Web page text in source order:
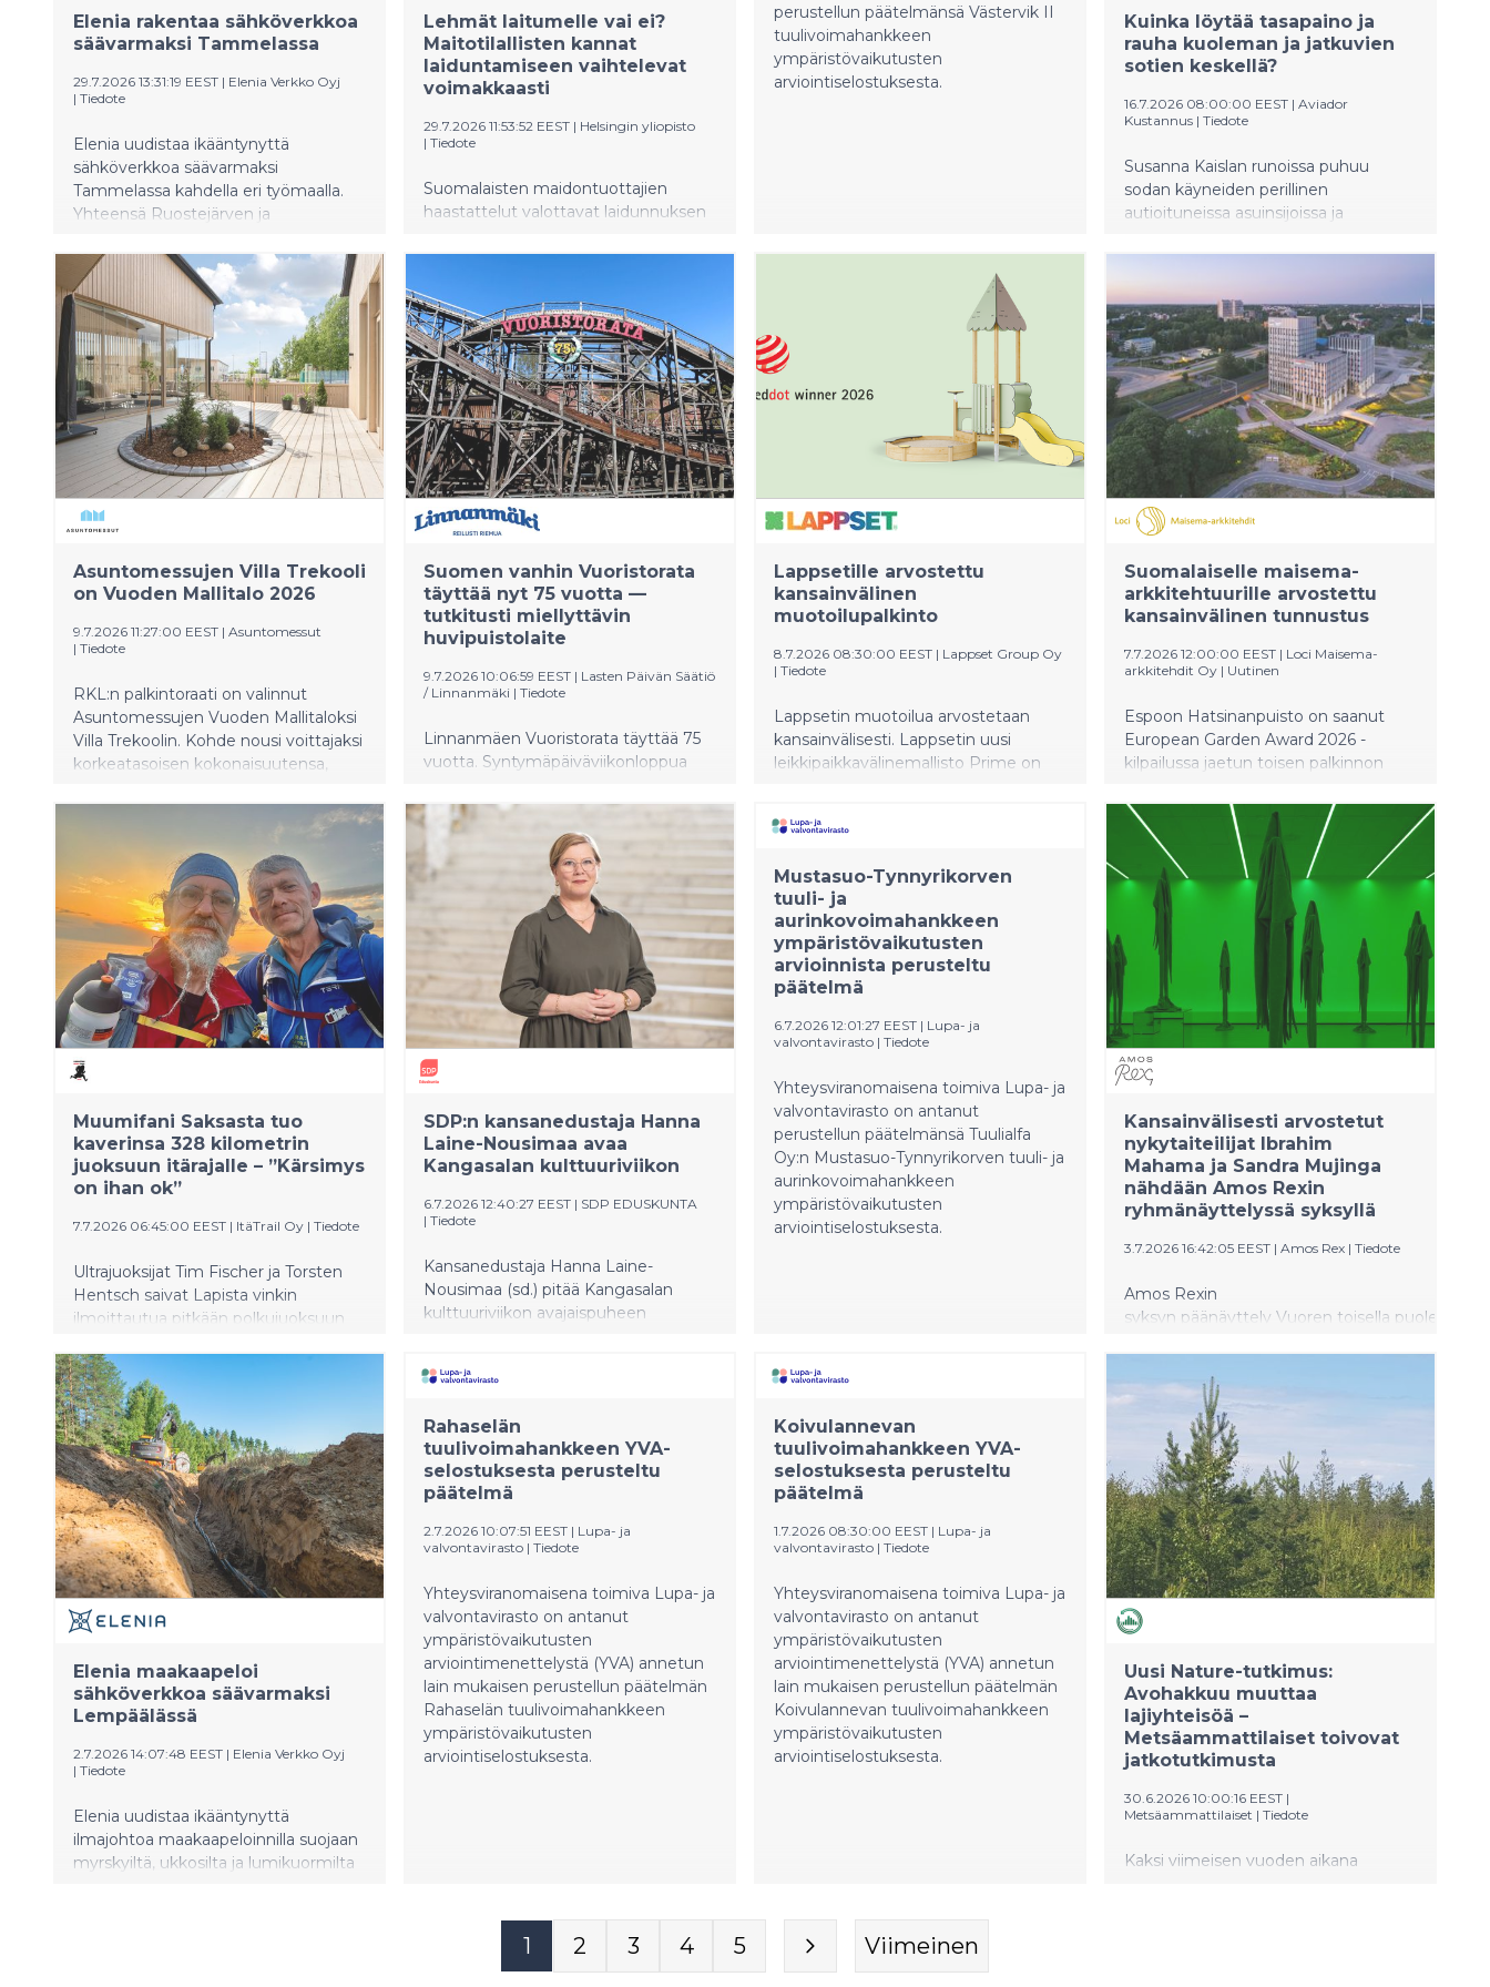
ytimessä ovat hänen lapsuutensa ja evakkomatkansa muistot.
Elenia rakentaa sähköverkkoa
säävarmaksi Tammelassa
29.7.2026 13:31:19 EEST | Elenia Verkko Oyj
| Tiedote
Elenia uudistaa ikääntynyttä
sähköverkkoa säävarmaksi
Tammelassa kahdella eri työmaalla.
Yhteensä Ruostejärven ja
Portaan välillä maakaapelireittiä
kaivetaan noin 47 kilometriä.
Maakaapeloitu sähköverkko on
suojassa myrskyiltä, ukkosilta ja
lumikuormilta. Hanke parantaa
sähkönjakelun toimitusvarmuutta
yhteensä yli 900 asiakkaalle.
Urakoitsijana työmailla toimii Veljekset
Hemming Oy.
Lehmät laitumelle vai ei?
Maitotilallisten kannat
laiduntamiseen vaihtelevat
voimakkaasti
29.7.2026 11:53:52 EEST | Helsingin yliopisto
| Tiedote
Suomalaisten maidontuottajien
haastattelut valottavat laidunnuksen
maidontuotannossa ja sen merkitystä
perustellun päätelmänsä Västervik II
tuulivoimahankkeen
ympäristövaikutusten
arviointiselostuksesta.
Kuinka löytää tasapaino ja
rauha kuoleman ja jatkuvien
sotien keskellä?
16.7.2026 08:00:00 EEST | Aviador
Kustannus | Tiedote
Susanna Kaislan runoissa puhuu
sodan käyneiden perillinen
autioituneissa asuinsijoissa ja
maisemassa.
Asuntomessujen Villa Trekooli
on Vuoden Mallitalo 2026
9.7.2026 11:27:00 EEST | Asuntomessut
| Tiedote
RKL:n palkintoraati on valinnut
Asuntomessujen Vuoden Mallitaloksi
Villa Trekoolin. Kohde nousi voittajaksi
korkeatasoisen kokonaisuutensa,
viimeistellyn toteutuksensa ansiosta.
Suomen vanhin Vuoristorata
täyttää nyt 75 vuotta —
tutkitusti miellyttävin
huvipuistolaite
9.7.2026 10:06:59 EEST | Lasten Päivän Säätiö
/ Linnanmäki | Tiedote
Linnanmäen Vuoristorata täyttää 75
vuotta. Syntymäpäiväviikonloppua
monipuolisen ohjelman merkeissä.
Turun PET-keskuksen tuoreen
tutkimuksen mukaan klassikko
koetaan huvipuiston
miellyttävimpänä laitteena.
Lappsetille arvostettu
kansainvälinen
muotoilupalkinto
8.7.2026 08:30:00 EEST | Lappset Group Oy
| Tiedote
Lappsetin muotoilua arvostetaan
kansainvälisesti. Lappsetin uusi
leikkipaikkavälinemallisto Prime on
muotoilupalkinnolla. Mallisto sai
vastuullisuuden sarjoissa.
Muotoilupalkinnot luovutettiin
heinäkuun 7. päivä Saksan Essenissä
pidetyssä gaalassa.
Suomalaiselle maisema-
arkkitehtuurille arvostettu
kansainvälinen tunnustus
7.7.2026 12:00:00 EEST | Loci Maisema-
arkkitehdit Oy | Uutinen
Espoon Hatsinanpuisto on saanut
European Garden Award 2026 -
kilpailussa jaetun toisen palkinnon
ilmastonmuutokseen sopeutumisen
kategoriassa Climate Adaptation
Measures in Parks and Gardens.
Tunnustus on merkittävä
kansainvälinen saavutus suomalaiselle
maisema-arkkitehtuurille.
Muumifani Saksasta tuo
kaverinsa 328 kilometrin
juoksuun itärajalle – ”Kärsimys
on ihan ok”
7.7.2026 06:45:00 EEST | ItäTrail Oy | Tiedote
Ultrajuoksijat Tim Fischer ja Torsten
Hentsch saivat Lapista vinkin
ilmoittautua pitkään polkujuoksuun
SDP:n kansanedustaja Hanna
Laine-Nousimaa avaa
Kangasalan kulttuuriviikon
6.7.2026 12:40:27 EEST | SDP EDUSKUNTA
| Tiedote
Kansanedustaja Hanna Laine-
Nousimaa (sd.) pitää Kangasalan
kulttuuriviikon avajaispuheen
järjestettävän kirjallisuusillan
nostaa esiin kulttuurin merkityksen
ihmisten hyvinvoinnille,
yhteisöllisyydelle ja elinvoimaiselle
paikallisyhteisölle.
Mustasuo-Tynnyrikorven
tuuli- ja
aurinkovoimahankkeen
ympäristövaikutusten
arvioinnista perusteltu
päätelmä
6.7.2026 12:01:27 EEST | Lupa- ja
valvontavirasto | Tiedote
Yhteysviranomaisena toimiva Lupa- ja
valvontavirasto on antanut
perustellun päätelmänsä Tuulialfa
Oy:n Mustasuo-Tynnyrikorven tuuli- ja
aurinkovoimahankkeen
ympäristövaikutusten
arviointiselostuksesta.
Kansainvälisesti arvostetut
nykytaiteilijat Ibrahim
Mahama ja Sandra Mujinga
nähdään Amos Rexin
ryhmänäyttelyssä syksyllä
3.7.2026 16:42:05 EEST | Amos Rex | Tiedote
Amos Rexin
syksyn päänäyttely Vuoren toisella puolen –
työskentelevät Afrikan mantereella ja
afropohjoismaisessa diasporassa.
Näyttelyn myötä museo jatkaa
työtään kansainvälisen nykytaiteen
esittelemiseksi ja edistää
vuoropuhelua pohjoismaisten ja
globaalien näkökulmien välillä.
Elenia maakaapeloi
sähköverkkoa säävarmaksi
Lempäälässä
2.7.2026 14:07:48 EEST | Elenia Verkko Oyj
| Tiedote
Elenia uudistaa ikääntynyttä
ilmajohtoa maakaapeloinnilla suojaan
myrskyiltä, ukkosilta ja lumikuormilta
Rahaselän
tuulivoimahankkeen YVA-
selostuksesta perusteltu
päätelmä
2.7.2026 10:07:51 EEST | Lupa- ja
valvontavirasto | Tiedote
Yhteysviranomaisena toimiva Lupa- ja
valvontavirasto on antanut
ympäristövaikutusten
arviointimenettelystä (YVA) annetun
lain mukaisen perustellun päätelmän
Rahaselän tuulivoimahankkeen
ympäristövaikutusten
arviointiselostuksesta.
Koivulannevan
tuulivoimahankkeen YVA-
selostuksesta perusteltu
päätelmä
1.7.2026 08:30:00 EEST | Lupa- ja
valvontavirasto | Tiedote
Yhteysviranomaisena toimiva Lupa- ja
valvontavirasto on antanut
ympäristövaikutusten
arviointimenettelystä (YVA) annetun
lain mukaisen perustellun päätelmän
Koivulannevan tuulivoimahankkeen
ympäristövaikutusten
arviointiselostuksesta.
Uusi Nature-tutkimus:
Avohakkuu muuttaa
lajiyhteisöä –
Metsäammattilaiset toivovat
jatkotutkimusta
30.6.2026 10:00:16 EEST |
Metsäammattilaiset | Tiedote
Kaksi viimeisen vuoden aikana
1 2 3 4 5 Viimeinen